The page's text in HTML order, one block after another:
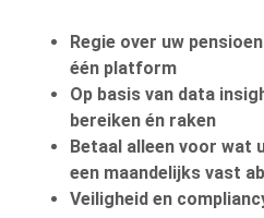
Regie over uw
één platform
Op basis van data
bereiken én raken
Betaal alleen voor wat
een maandelijks vast
Veiligheid en